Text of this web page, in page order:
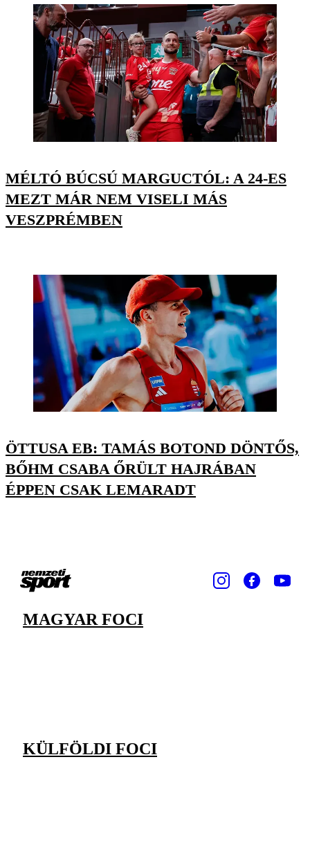
MÉLTÓ BÚCSÚ MARGUCTÓL: A 24-ES
MEZT MÁR NEM VISELI MÁS
VESZPRÉMBEN
ÖTTUSA EB: TAMÁS BOTOND DÖNTŐS,
BŐHM CSABA ŐRÜLT HAJRÁBAN
ÉPPEN CSAK LEMARADT
MAGYAR FOCI
KÜLFÖLDI FOCI